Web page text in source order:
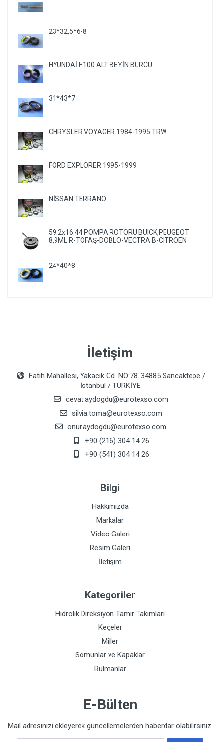
23*32,5*6-8
HYUNDAİ H100 ALT BEYİN BURCU
31*43*7
CHRYSLER VOYAGER 1984-1995 TRW
FORD EXPLORER 1995-1999
NİSSAN TERRANO
59.2x16.44 POMPA ROTORU BUICK,PEUGEOT
8,9ML R-TOFAŞ-DOBLO-VECTRA B-CITROEN
24*40*8
İletişim
Fatih Mahallesi, Yakacık Cd. NO:78, 34885 Sancaktepe /
İstanbul / TÜRKİYE
cevat.aydogdu@eurotexso.com
silvia.toma@eurotexso.com
onur.aydogdu@eurotexso.com
+90 (216) 304 14 26
+90 (541) 304 14 26
Bilgi
Hakkımızda
Markalar
Video Galeri
Resim Galeri
İletişim
Kategoriler
Hidrolik Direksiyon Tamir Takımları
Keçeler
Miller
Somunlar ve Kapaklar
Rulmanlar
E-Bülten
Mail adresinizi ekleyerek güncellemelerden haberdar olabilirsiniz.